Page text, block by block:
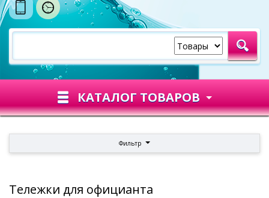
КАТАЛОГ ТОВАРОВ
Фильтр
Тележки для официанта